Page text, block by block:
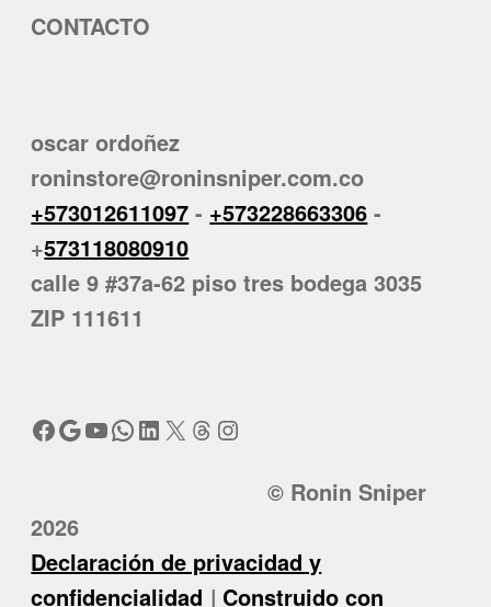
CONTACTO
oscar ordoñez
roninstore@roninsniper.com.co
+573012611097 - +573228663306 -
+573118080910
calle 9 #37a-62 piso tres bodega 3035
ZIP 111611
Facebook
Google
YouTube
WhatsApp
LinkedIn
X Threads
Instagram
© Ronin Sniper
2026
Declaración de privacidad y
confidencialidad
Construido con